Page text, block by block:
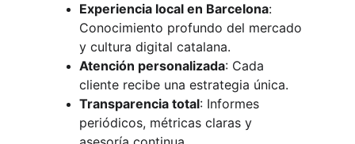
Experiencia local en Barcelona:
Conocimiento profundo del mercado
y cultura digital catalana.
Atención personalizada: Cada
cliente recibe una estrategia única.
Transparencia total: Informes
periódicos, métricas claras y